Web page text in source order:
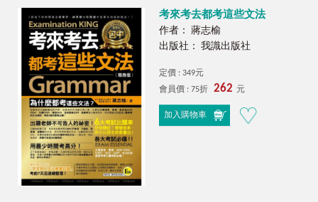
考來考去都考這些文法
作者： 蔣志榆
出版社： 我識出版社
定價 : 349元
會員價 : 75折
262 元
加入購物車